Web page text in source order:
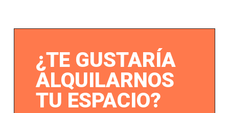
¿TE GUSTARÍA
ALQUILARNOS
TU ESPACIO?